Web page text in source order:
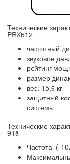
Технические
PRX612
частотный
звуковое
рейтинг
размер
вес: 15,6 кг
защитный
системы
Технические
918
Частота: (-